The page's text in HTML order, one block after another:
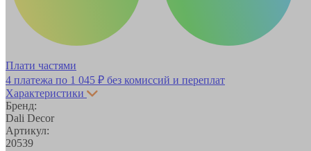
Плати частями
4 платежа по 1 045 ₽ без комиссий и переплат
Характеристики
Бренд:
Dali Decor
Артикул:
20539